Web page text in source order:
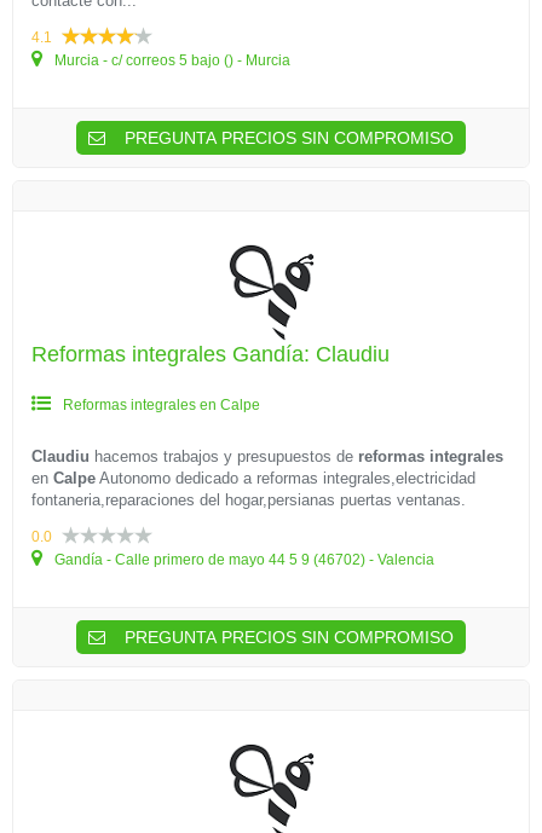
4.1
Murcia - c/ correos 5 bajo () - Murcia
PREGUNTA PRECIOS SIN COMPROMISO
Reformas integrales Gandía: Claudiu
Reformas integrales en Calpe
Claudiu hacemos trabajos y presupuestos de reformas integrales
en Calpe Autonomo dedicado a reformas integrales,electricidad
fontaneria,reparaciones del hogar,persianas puertas ventanas.
0.0
Gandía - Calle primero de mayo 44 5 9 (46702) - Valencia
PREGUNTA PRECIOS SIN COMPROMISO